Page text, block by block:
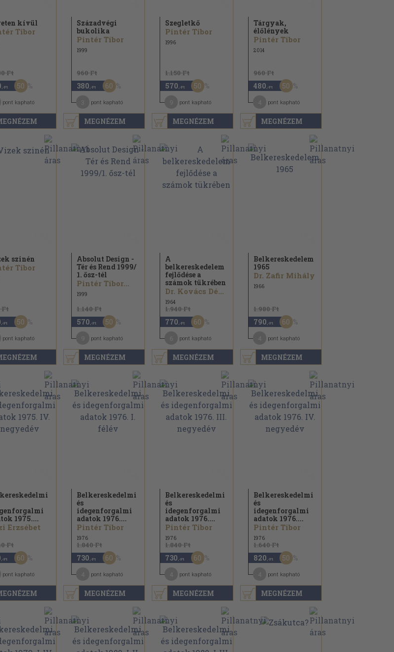
kívül
Tibor
Ft
,-Ft 50
pont kapható
MEGNÉZEM
Századvégi
bukolika
Pintér Tibor
1999
960 Ft
380 ,-Ft 60
pont kapható
MEGNÉZEM
Szegletkő
Pintér Tibor
1996
1.150 Ft
570 ,-Ft 50
pont kapható
MEGNÉZEM
Tárgyak,
élőlények
Pintér Tibor
2014
960 Ft
480 ,-Ft 50
pont kapható
szinén
Tibor
Ft
,-Ft 50
pont kapható
MEGNÉZEM
Absolut Design -
Tér és Rend 1999/
1. ősz-tél
Pintér Tibor...
1999
1.140 Ft
570 ,-Ft 50
pont kapható
MEGNÉZEM
A
belkereskedelem
fejlődése a
számok tükrében
Dr. Kovács Dénes
1964
1.940 Ft
770 ,-Ft 60
pont kapható
MEGNÉZEM
Belkereskedelem
1965
Dr. Zafir Mihály
1966
1.980 Ft
790 ,-Ft 60
pont kapható
1975....
Erzsébet
Ft
,-Ft 60
pont kapható
MEGNÉZEM
Belkereskedelmi
és
idegenforgalmi
adatok 1976....
Pintér Tibor
1976
1.840 Ft
730 ,-Ft 60
pont kapható
MEGNÉZEM
Belkereskedelmi
és
idegenforgalmi
adatok 1976....
Pintér Tibor
1976
1.840 Ft
730 ,-Ft 60
pont kapható
MEGNÉZEM
Belkereskedelmi
és
idegenforgalmi
adatok 1976....
Pintér Tibor
1976
1.640 Ft
820 ,-Ft 50
pont kapható